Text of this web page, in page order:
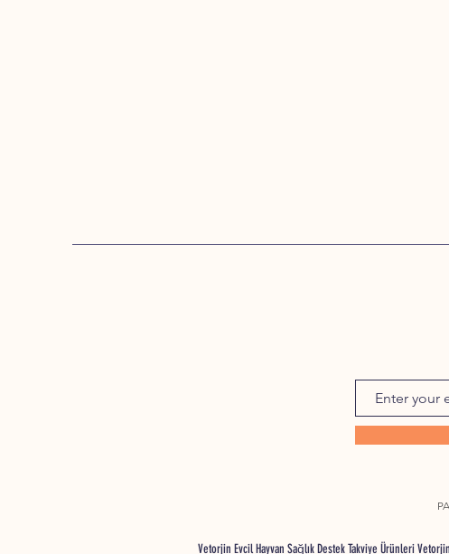
Vetorjin Evcil Hayvan Sağlık Destek Takviye Ürünleri